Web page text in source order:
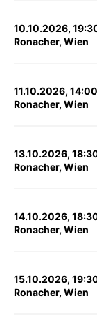
10.10.2026,
Ronacher, Wien
11.10.2026, 14:00
Ronacher, Wien
13.10.2026,
Ronacher, Wien
14.10.2026,
Ronacher, Wien
15.10.2026,
Ronacher, Wien